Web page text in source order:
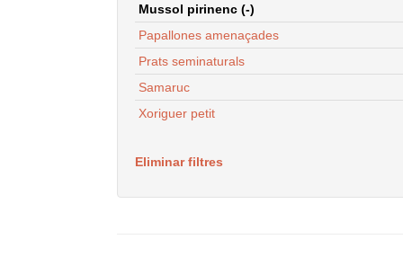
Mussol pirinenc (-)
Papallones amenaçades
Prats seminaturals
Samaruc
Xoriguer petit
Eliminar filtres